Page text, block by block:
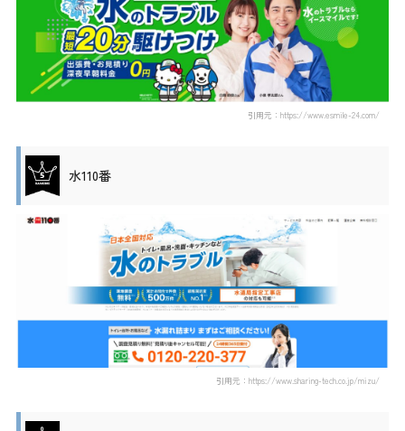
引用元：https://www.esmile-24.com/
水110番
引用元：https://www.sharing-tech.co.jp/mizu/